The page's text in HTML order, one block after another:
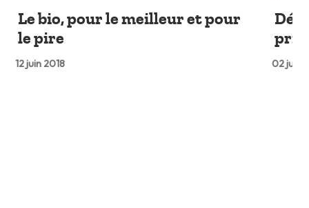
Le bio, pour le meilleur et pour
le pire
12 juin 2018
Défi
02 juin